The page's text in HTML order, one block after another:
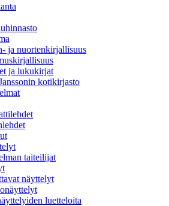
ja nuortenkirjallisuus
ja lukukirjat
kotikirjasto
taiteilijat
näyttelyt
luetteloita